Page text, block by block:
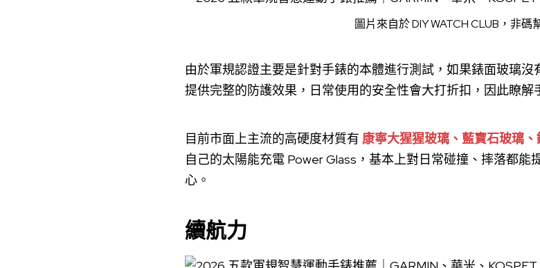
圖片來自於DIY WATCH CLUB ，非碼
由於軍規認證主要是針對手錶的本體進行測試，如果錶面玻璃
提供完整的防護效果，日常使用的安全性會大打折扣，因此瞭解
目前市面上主流的高硬度材質有 康寧大猩猩玻璃、藍寶石玻璃
自己的太陽能充電 Power Glass，基本上對日常碰撞、摔落都能
心。
續航力